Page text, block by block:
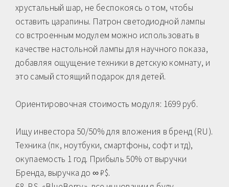
хрустальный шар, не беспокоясь о том, чтобы
оставить царапины. Патрон светодиодной лампы
со встроенным модулем можно использовать в
качестве настольной лампы для научного показа,
добавляя ощущение техники в детскую комнату, и
это самый стоящий подарок для детей.
Ориентировочная стоимость модуля: 1699 руб.
Ищу инвестора 50/50% для вложения в бренд (RU).
Техника (пк, ноутбуки, смартфоны, софт и тд),
окупаемость 1 год. Прибыль 50% от выручки
Бренда, выручка до ∞ ₽$.